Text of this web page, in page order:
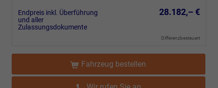
Endpreis inkl. Überführung
und aller
Zulassungsdokumente
28.182,– €
Differenzbesteuert
Fahrzeug bestellen